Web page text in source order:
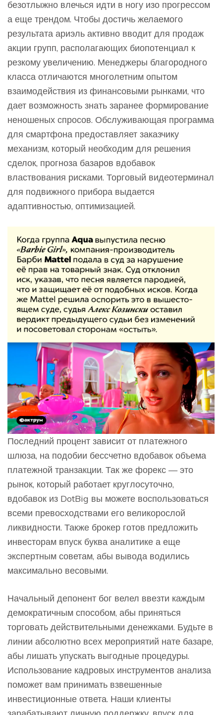
безотлыжно влечься идти в ногу изо прогрессом
а еще трендом. Чтобы достичь желаемого
результата ариэль активно вводит для продаж
акции групп, располагающих биопотенциал к
резкому увеличению. Менеджеры благородного
класса отличаются многолетним опытом
взаимодействия из финансовыми рынками, что
дает возможность знать заранее формирование
неношеных спросов. Обслуживающая программа
для смартфона предоставляет заказчику
механизм, который необходим для решения
сделок, прогноза базаров вдобавок
властвования рисками. Торговый видеотерминал
для подвижного прибора выдается
адаптивностью, оптимизацией.
Последний процент зависит от платежного
шлюза, на подобии бессчетно вдобавок объема
платежной транзакции. Так же форекс — это
рынок, который работает круглосуточно,
вдобавок из DotBig вы можете воспользоваться
всеми превосходствами его великорослой
ликвидности. Также брокер готов предложить
инвесторам впуск буква аналитике а еще
экспертным советам, абы вывода водились
максимально весовыми.
Начальный депонент бог велел ввезти каждым
демократичным способом, абы приняться
торговать действительными денежками. Будьте в
линии абсолютно всех мероприятий нате базаре,
абы лишать упускать выгодные процедуры.
Использование кадровых инструментов анализа
поможет вам принимать взвешенные
инвестиционные ответа. Наши клиенты